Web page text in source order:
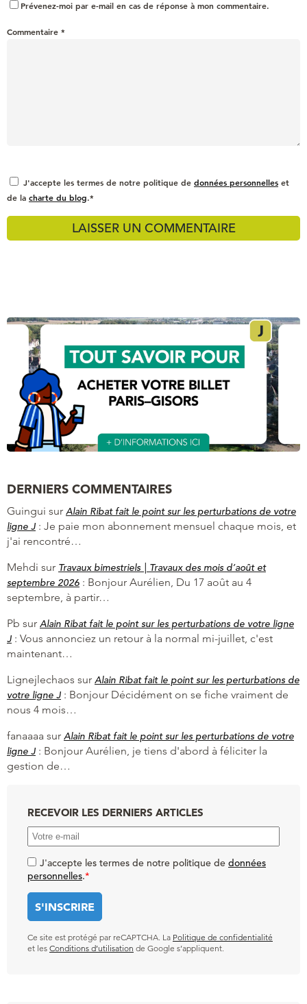
Prévenez-moi par e-mail en cas de réponse à mon commentaire.
Commentaire *
J'accepte les termes de notre politique de données personnelles et
de la charte du blog.*
DERNIERS COMMENTAIRES
Guingui sur Alain Ribat fait le point sur les perturbations de votre
ligne J : Je paie mon abonnement mensuel chaque mois, et
j'ai rencontré…
Mehdi sur Travaux bimestriels | Travaux des mois d’août et
septembre 2026 : Bonjour Aurélien, Du 17 août au 4
septembre, à partir…
Pb sur Alain Ribat fait le point sur les perturbations de votre ligne
J : Vous annonciez un retour à la normal mi-juillet, c'est
maintenant…
Lignejlechaos sur Alain Ribat fait le point sur les perturbations de
votre ligne J : Bonjour Décidément on se fiche vraiment de
nous 4 mois…
fanaaaa sur Alain Ribat fait le point sur les perturbations de votre
ligne J : Bonjour Aurélien, je tiens d'abord à féliciter la
gestion de…
RECEVOIR LES DERNIERS ARTICLES
J'accepte les termes de notre politique de données
personnelles.*
Ce site est protégé par reCAPTCHA. La Politique de confidentialité
et les Conditions d’utilisation de Google s’appliquent.